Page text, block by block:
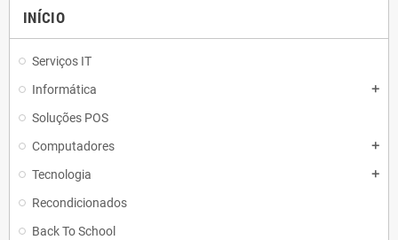
INÍCIO
Serviços IT
Informática
add
Soluções POS
Computadores
add
Tecnologia add
Recondicionados
Back To School